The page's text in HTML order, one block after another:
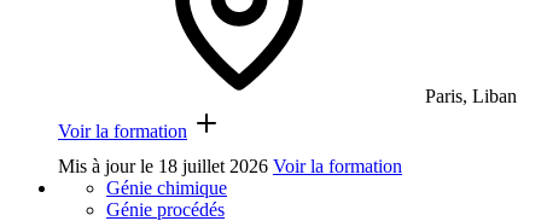
Paris, Liban
Voir la formation
Mis à jour le 18 juillet 2026 Voir la formation
Génie chimique
Génie procédés